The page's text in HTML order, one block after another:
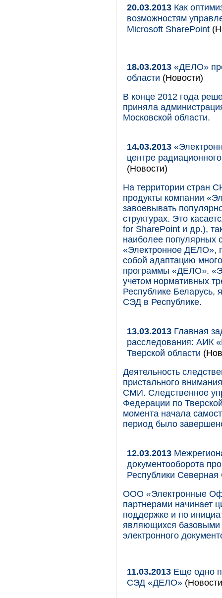
20.03.2013 Как
возможностям
Microsoft SharePoint
18.03.2013 «ДЕЛО»
области (Новости)
В конце 2012 года
приняла
Московской области.
14.03.2013
центре
(Новости)
На территории стран
продукты компании
завоевывать
структурах. Это
for SharePoint и др.),
наиболее популярных
«Электронное ДЕЛО»,
собой адаптацию
программы «ДЕЛО».
учетом нормативных
Республике Беларусь,
СЭД в Республике.
13.03.2013 Главная
расследования: АИК
Тверской области
Деятельность
пристального
СМИ. Следственное
Федерации по
момента начала
период было
12.03.2013
документооборота
Республики
ООО «Электронные
партнерами начинает
поддержке и по
являющихся базовыми
электронного
11.03.2013 Еще одно
СЭД «ДЕЛО»